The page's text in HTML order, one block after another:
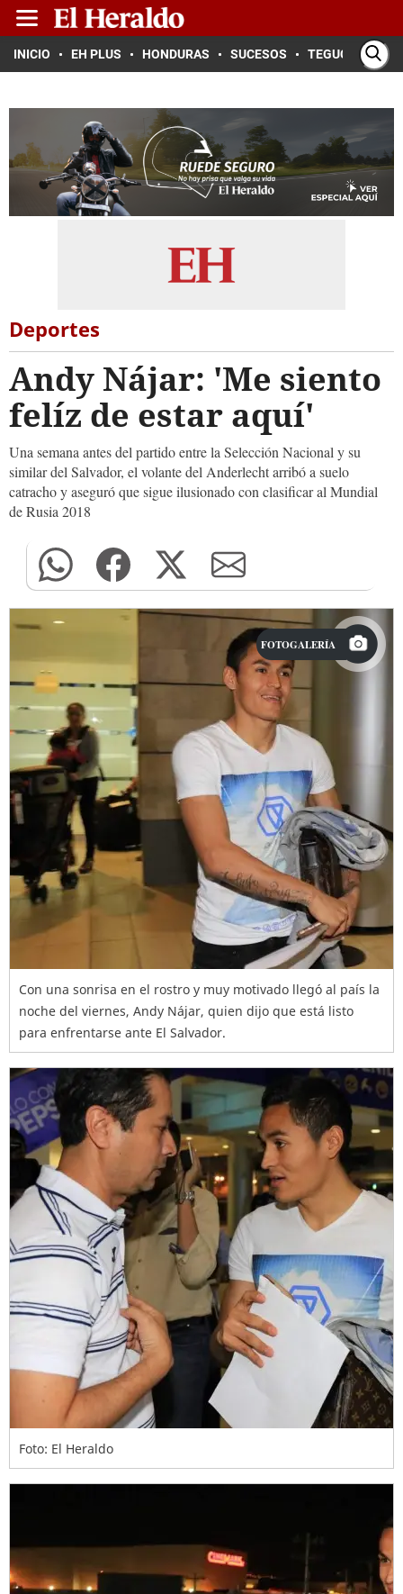
INICIO EH PLUS HONDURAS SUCESOS TEGUCIGALPA
Deportes
Andy Nájar: 'Me siento
felíz de estar aquí'
Una semana antes del partido entre la Selección Nacional y su
similar del Salvador, el volante del Anderlecht arribó a suelo
catracho y aseguró que sigue ilusionado con clasificar al Mundial
de Rusia 2018
FOTOGALERÍA
Con una sonrisa en el rostro y muy motivado llegó al país la
noche del viernes, Andy Nájar, quien dijo que está listo
para enfrentarse ante El Salvador.
Foto: El Heraldo